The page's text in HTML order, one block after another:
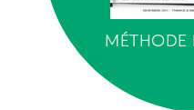
MÉTHODE